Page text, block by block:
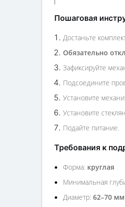
Пошаговая
Достаньте
Обязательно
Зафиксируйте
Подсоедините
Установите
Установите
Подайте питание.
Требования к
Форма: круглая
Минимальная
Диаметр: 62–70 мм